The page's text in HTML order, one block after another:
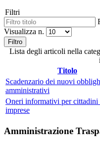
Filtri
Visualizza n.
Filtro
Lista degli articoli nella
Titolo
Scadenzario dei nuovi
amministrativi
Oneri informativi per cittadini
imprese
Amministrazione